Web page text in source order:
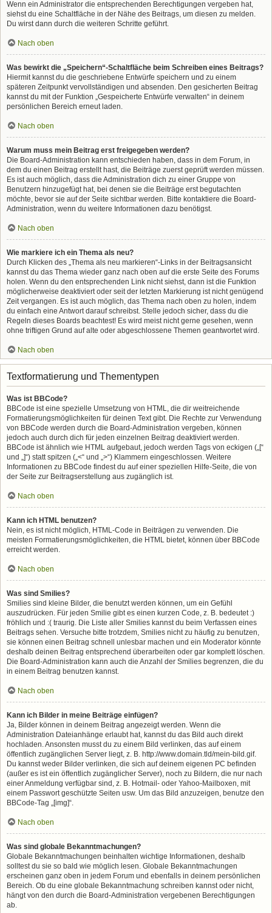
Wenn ein Administrator die entsprechenden Berechtigungen vergeben hat,
siehst du eine Schaltfläche in der Nähe des Beitrags, um diesen zu melden.
Du wirst dann durch die weiteren Schritte geführt.
Nach oben
Was bewirkt die „Speichern“-Schaltfläche beim Schreiben eines Beitrags?
Hiermit kannst du die geschriebene Entwürfe speichern und zu einem
späteren Zeitpunkt vervollständigen und absenden. Den gesicherten Beitrag
kannst du mit der Funktion „Gespeicherte Entwürfe verwalten“ in deinem
persönlichen Bereich erneut laden.
Nach oben
Warum muss mein Beitrag erst freigegeben werden?
Die Board-Administration kann entschieden haben, dass in dem Forum, in
dem du einen Beitrag erstellt hast, die Beiträge zuerst geprüft werden müssen.
Es ist auch möglich, dass die Administration dich zu einer Gruppe von
Benutzern hinzugefügt hat, bei denen sie die Beiträge erst begutachten
möchte, bevor sie auf der Seite sichtbar werden. Bitte kontaktiere die Board-
Administration, wenn du weitere Informationen dazu benötigst.
Nach oben
Wie markiere ich ein Thema als neu?
Durch Klicken des „Thema als neu markieren“-Links in der Beitragsansicht
kannst du das Thema wieder ganz nach oben auf die erste Seite des Forums
holen. Wenn du den entsprechenden Link nicht siehst, dann ist die Funktion
möglicherweise deaktiviert oder seit der letzten Markierung ist nicht genügend
Zeit vergangen. Es ist auch möglich, das Thema nach oben zu holen, indem
du einfach eine Antwort darauf schreibst. Stelle jedoch sicher, dass du die
Regeln dieses Boards beachtest! Es wird meist nicht gerne gesehen, wenn
ohne triftigen Grund auf alte oder abgeschlossene Themen geantwortet wird.
Nach oben
Textformatierung und Thementypen
Was ist BBCode?
BBCode ist eine spezielle Umsetzung von HTML, die dir weitreichende
Formatierungsmöglichkeiten für deinen Text gibt. Die Rechte zur Verwendung
von BBCode werden durch die Board-Administration vergeben, können
jedoch auch durch dich für jeden einzelnen Beitrag deaktiviert werden.
BBCode ist ähnlich wie HTML aufgebaut, jedoch werden Tags von eckigen („[“
und „]“) statt spitzen („<“ und „>“) Klammern eingeschlossen. Weitere
Informationen zu BBCode findest du auf einer speziellen Hilfe-Seite, die von
der Seite zur Beitragserstellung aus zugänglich ist.
Nach oben
Kann ich HTML benutzen?
Nein, es ist nicht möglich, HTML-Code in Beiträgen zu verwenden. Die
meisten Formatierungsmöglichkeiten, die HTML bietet, können über BBCode
erreicht werden.
Nach oben
Was sind Smilies?
Smilies sind kleine Bilder, die benutzt werden können, um ein Gefühl
auszudrücken. Für jeden Smilie gibt es einen kurzen Code, z. B. bedeutet :)
fröhlich und :( traurig. Die Liste aller Smilies kannst du beim Verfassen eines
Beitrags sehen. Versuche bitte trotzdem, Smilies nicht zu häufig zu benutzen,
sie können einen Beitrag schnell unlesbar machen und ein Moderator könnte
deshalb deinen Beitrag entsprechend überarbeiten oder gar komplett löschen.
Die Board-Administration kann auch die Anzahl der Smilies begrenzen, die du
in einem Beitrag benutzen kannst.
Nach oben
Kann ich Bilder in meine Beiträge einfügen?
Ja, Bilder können in deinem Beitrag angezeigt werden. Wenn die
Administration Dateianhänge erlaubt hat, kannst du das Bild auch direkt
hochladen. Ansonsten musst du zu einem Bild verlinken, das auf einem
öffentlich zugänglichen Server liegt, z. B. http://www.domain.tld/mein-bild.gif.
Du kannst weder Bilder verlinken, die sich auf deinem eigenen PC befinden
(außer es ist ein öffentlich zugänglicher Server), noch zu Bildern, die nur nach
einer Anmeldung verfügbar sind, z. B. Hotmail- oder Yahoo-Mailboxen, mit
einem Passwort geschützte Seiten usw. Um das Bild anzuzeigen, benutze den
BBCode-Tag „[img]“.
Nach oben
Was sind globale Bekanntmachungen?
Globale Bekanntmachungen beinhalten wichtige Informationen, deshalb
solltest du sie so bald wie möglich lesen. Globale Bekanntmachungen
erscheinen ganz oben in jedem Forum und ebenfalls in deinem persönlichen
Bereich. Ob du eine globale Bekanntmachung schreiben kannst oder nicht,
hängt von den durch die Board-Administration vergebenen Berechtigungen
ab.